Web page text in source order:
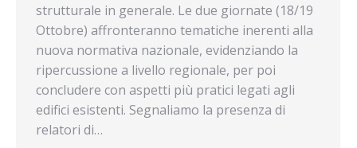
strutturale in generale. Le due giornate (18/19
Ottobre) affronteranno tematiche inerenti alla
nuova normativa nazionale, evidenziando la
ripercussione a livello regionale, per poi
concludere con aspetti più pratici legati agli
edifici esistenti. Segnaliamo la presenza di
relatori di…